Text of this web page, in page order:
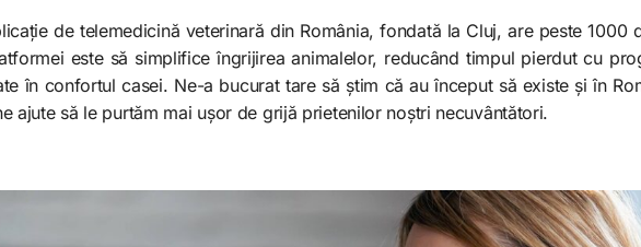
de telemedicină veterinară din România, fondată la Cluj, are peste 1000
este să simplifice îngrijirea animalelor, reducând timpul pierdut cu
în confortul casei. Ne-a bucurat tare să știm că au început să existe și în
ajute să le purtăm mai ușor de grijă prietenilor noștri necuvântători.